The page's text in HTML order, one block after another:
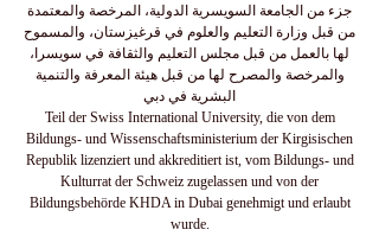
جزء من الجامعة السويسرية الدولية، المرخصة والمعتمدة
من قبل وزارة التعليم والعلوم في قرغيزستان، والمسموح
لها بالعمل من قبل مجلس التعليم والثقافة في سويسرا،
والمرخصة والمصرح لها من قبل هيئة المعرفة والتنمية
البشرية في دبي
Teil der Swiss International University, die von dem
Bildungs- und Wissenschaftsministerium der Kirgisischen
Republik lizenziert und akkreditiert ist, vom Bildungs- und
Kulturrat der Schweiz zugelassen und von der
Bildungsbehörde KHDA in Dubai genehmigt und erlaubt
wurde.